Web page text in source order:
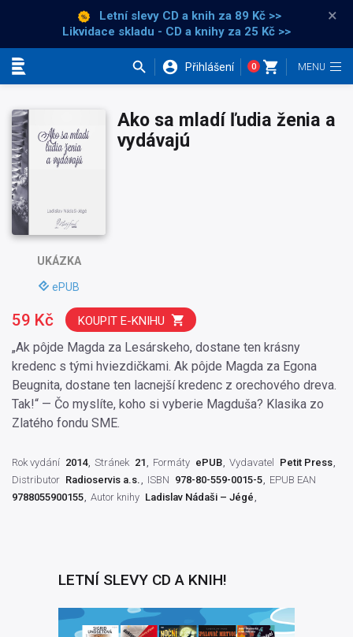
Letní slevy CD a knih za 89 Kč >>
Likvidace skladu - CD a knihy za 25 Kč >>
×
Přihlášení 0
UKÁZKA
ePUB
Ako sa mladí ľudia ženia a
vydávajú
„Ak pôjde Magda za Lesárskeho, dostane ten krásny
kredenc s tými hviezdičkami. Ak pôjde Magda za Egona
Beugnita, dostane ten lacnejší kredenc z orechového dreva.
Tak!“ — Čo myslíte, koho si vyberie Magduša? Klasika zo
Zlatého fondu SME.
59 Kč KOUPIT E-KNIHU
Rok vydání 2014 Stránek 21 Formáty ePUB Vydavatel
Petit Press
Distributor Radioservis a.s. ISBN 978-80-559-0015-5
EPUB EAN
9788055900155 Autor knihy Ladislav Nádaši – Jégé
LETNÍ SLEVY CD A KNIH!